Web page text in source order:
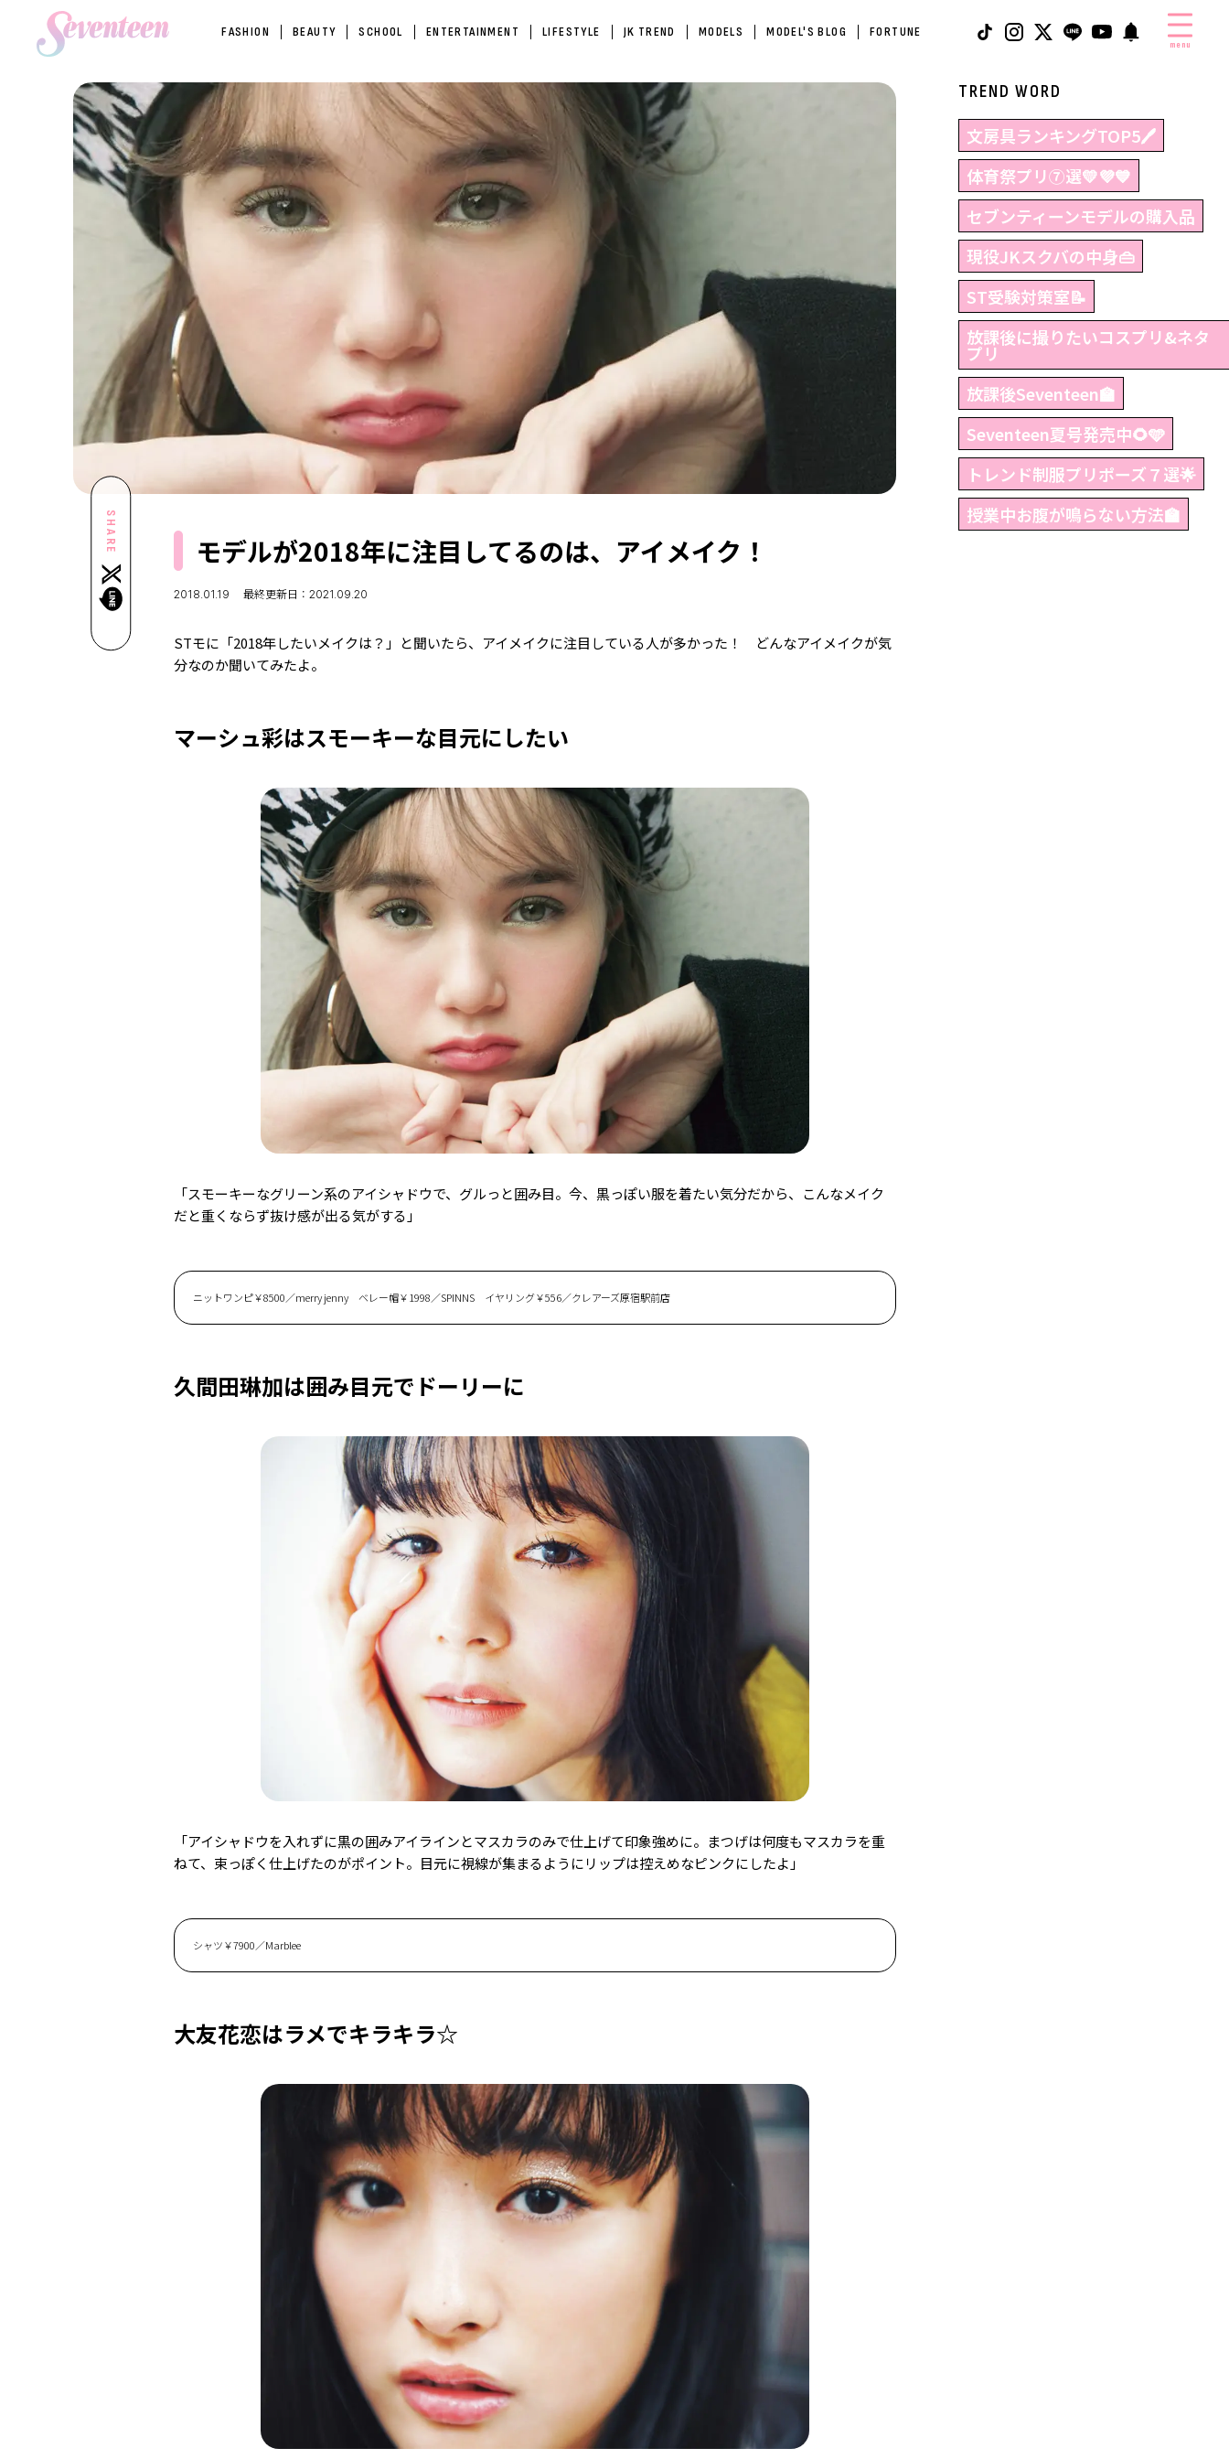
FASHION BEAUTY SCHOOL ENTERTAINMENT LIFESTYLE JK TREND MODELS MODEL'S BLOG FORTUNE
menu
SHARE モデルが2018年に注目してるのは、アイメイク！
2018.01.19 最終更新日：2021.09.20
STモに「2018年したいメイクは？」と聞いたら、アイメイクに注目している人が多かった！ どんなアイメイクが気
分なのか聞いてみたよ。
マーシュ彩はスモーキーな目元にしたい
「スモーキーなグリーン系のアイシャドウで、グルっと囲み目。今、黒っぽい服を着たい気分だから、こんなメイク
だと重くならず抜け感が出る気がする」
ニットワンピ￥8500／merry jenny ベレー帽￥1998／SPINNS イヤリング￥556／クレアーズ原宿駅前店
久間田琳加は囲み目元でドーリーに
「アイシャドウを入れずに黒の囲みアイラインとマスカラのみで仕上げて印象強めに。まつげは何度もマスカラを重
ねて、束っぽく仕上げたのがポイント。目元に視線が集まるようにリップは控えめなピンクにしたよ」
シャツ￥7900／Marblee
大友花恋はラメでキラキラ☆
TREND WORD
文房具ランキングTOP5🖊
体育祭プリ⑦選💛💜💙
セブンティーンモデルの購入品
現役JKスクバの中身👜
ST受験対策室📝
放課後に撮りたいコスプリ&ネタ
プリ
放課後Seventeen🏫
Seventeen夏号発売中🌻🩵
トレンド制服プリポーズ７選🌟
授業中お腹が鳴らない方法🏫